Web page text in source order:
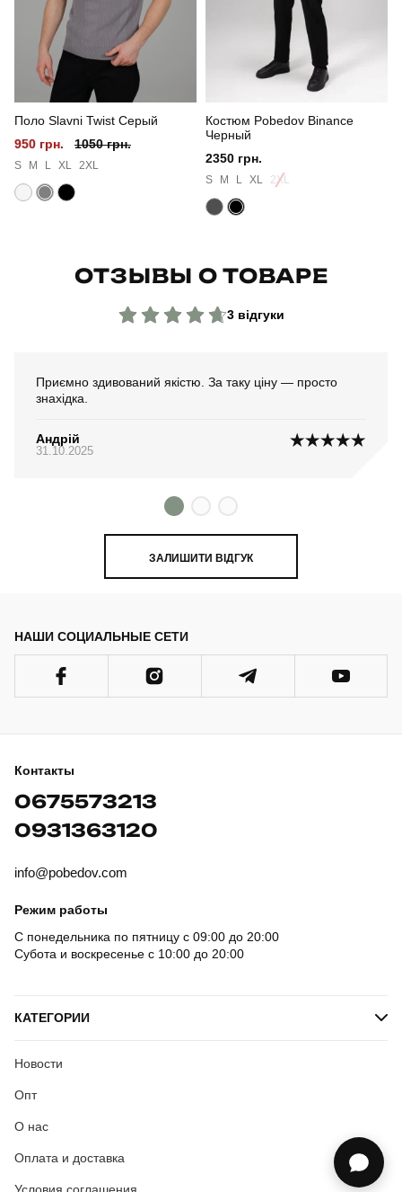
Склад тканини 100% поліестер
Країна - виробник
Поло Slavni Twist Серый
950 грн.
1050 грн.
S M L XL 2XL
Костюм Pobedov Binance
Черный
2350 грн.
S M L XL 2XL
ОТЗЫВЫ О ТОВАРЕ
3 відгуки
Приємно здивований якістю. За таку ціну — просто
знахідка.
Андрій
31.10.2025
ЗАЛИШИТИ ВІДГУК
НАШИ СОЦИАЛЬНЫЕ СЕТИ
Контакты
0675573213
0931363120
info@pobedov.com
Режим работы
С понедельника по пятницу с 09:00 до 20:00
Субота и воскресенье с 10:00 до 20:00
КАТЕГОРИИ
Новости
Опт
О нас
Оплата и доставка
Условия соглашения